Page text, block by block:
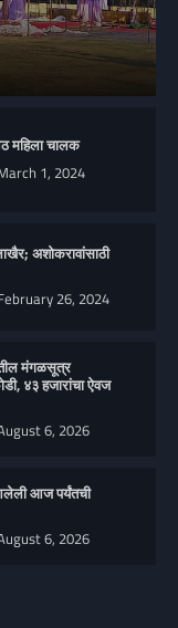
महिला चालक
1, 2024
अशोकरावांसाठी
26, 2024
मंगळसूत्र
४३ हजारांचा ऐवज
6, 2026
आज पर्यंतची
6, 2026